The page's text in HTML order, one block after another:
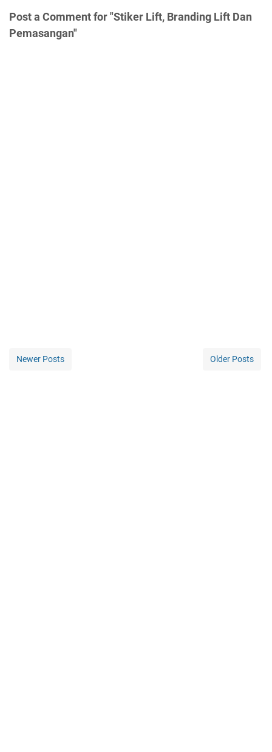
Post a Comment for "Stiker Lift, Branding Lift Dan
Pemasangan"
Newer Posts Older Posts